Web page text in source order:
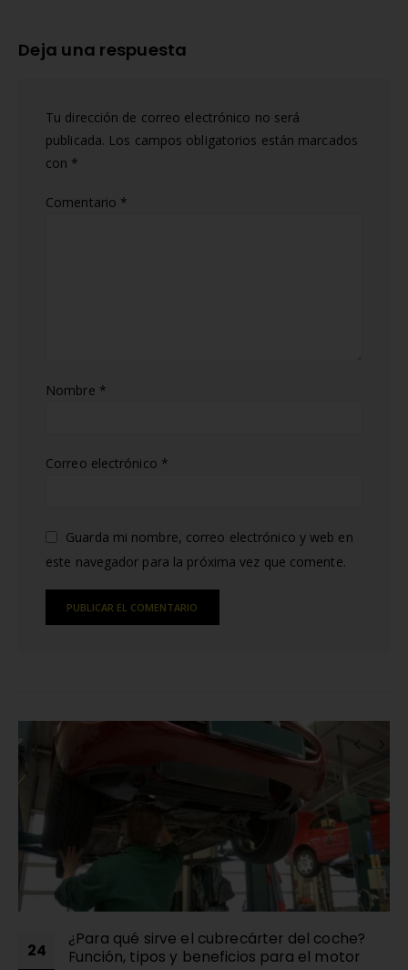
Deja una respuesta
Tu dirección de correo electrónico no será
publicada. Los campos obligatorios están marcados
con *
Comentario *
Nombre *
Correo electrónico *
Guarda mi nombre, correo electrónico y web en
este navegador para la próxima vez que comente.
RELATED
24
¿Para qué sirve el cubrecárter del coche?
Función, tipos y beneficios para el motor